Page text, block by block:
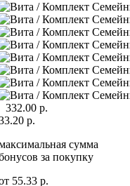
332.00 р.
р.
сумма
за покупку
55.33 р.